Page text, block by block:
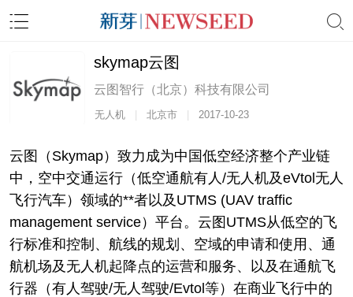
skymap云图
云图智行（北京）科技有限公司
无人机 北京市 2017-10-23
云图（Skymap）致力成为中国低空经济整个产业链
中，空中交通运行（低空通航有人/无人机及eVtol无人
飞行汽车）领域的**者以及UTMS (UAV traffic
management service）平台。云图UTMS从低空的飞
行标准和控制、航线的规划、空域的申请和使用、通
航机场及无人机起降点的运营和服务、以及在通航飞
行器（有人驾驶/无人驾驶/Evtol等）在商业飞行中的